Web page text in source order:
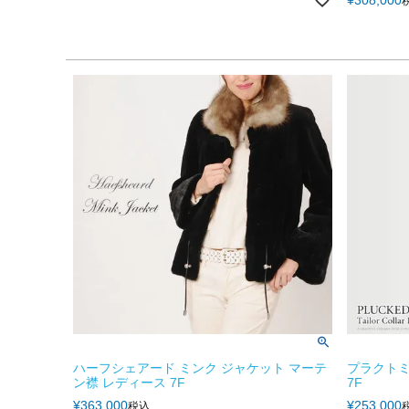
ハーフシェアード ミンク ジャケット マーテ
ン襟 レディース 7F
¥363,000税込
プラクト
7F
¥253,000